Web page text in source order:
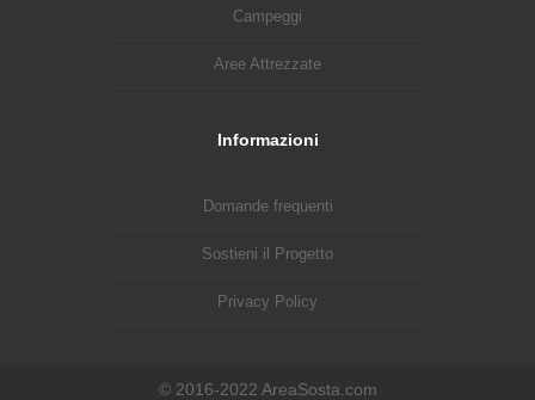
Campeggi
Aree Attrezzate
Informazioni
Domande frequenti
Sostieni il Progetto
Privacy Policy
© 2016-2022 AreaSosta.com